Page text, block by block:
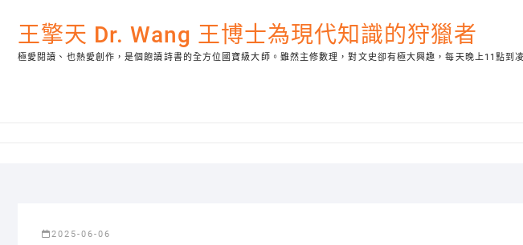
content王擎天 Dr. Wang 王博士為現代知識的狩獵者
極愛閱讀、也熱愛創作，是個飽讀詩書的全方位國寶級大師。雖然主修數理，對文史卻有極大興趣，每天晚上11點到
2025-06-06